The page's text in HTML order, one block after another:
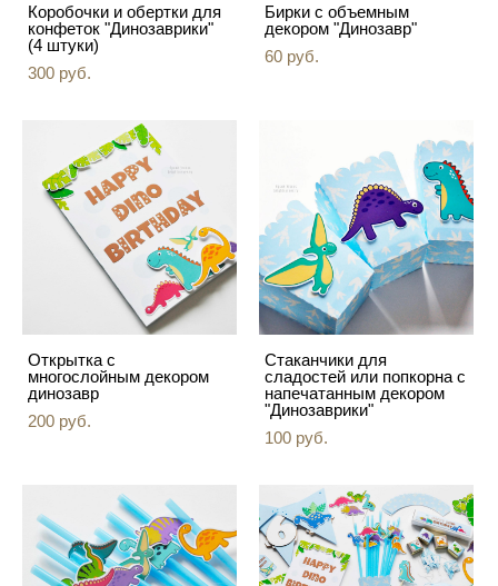
Коробочки и обертки для
конфеток "Динозаврики"
(4 штуки)
300 pуб.
Бирки с объемным
декором "Динозавр"
60 pуб.
Открытка с
многослойным декором
динозавр
200 pуб.
Стаканчики для
сладостей или попкорна с
напечатанным декором
"Динозаврики"
100 pуб.